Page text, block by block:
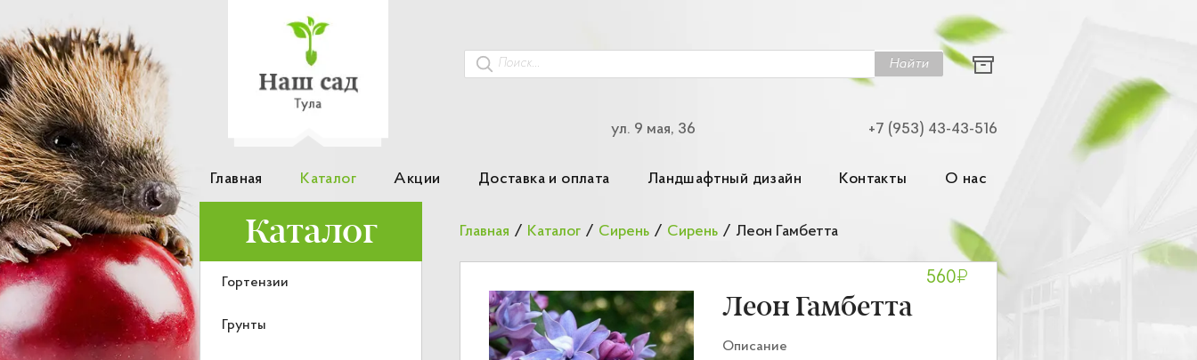
Найти
ул. 9 мая, 36 +7 (953) 43-43-516
Главная Каталог Акции Доставка и оплата Ландшафтный дизайн Контакты О нас
Каталог
Гортензии
Грунты
Главная / Каталог / Сирень / Сирень / Леон Гамбетта
Леон Гамбетта
560₽
Описание